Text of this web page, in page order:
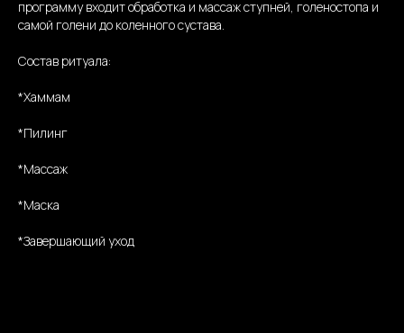
программу входит обработка и массаж ступней, голеностопа и
самой голени до коленного сустава.
Состав ритуала:
*Хаммам
*Пилинг
*Массаж
*Маска
*Завершающий уход